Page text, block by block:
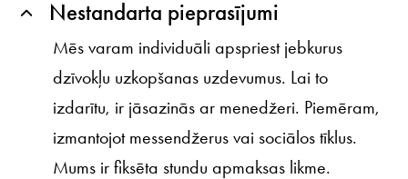
Nestandarta pieprasījumi
Mēs varam individuāli apspriest jebkurus
dzīvokļu uzkopšanas uzdevumus. Lai to
izdarītu, ir jāsazinās ar menedžeri. Piemēram,
izmantojot messendžerus vai sociālos tīklus.
Mums ir fiksēta stundu apmaksas likme.